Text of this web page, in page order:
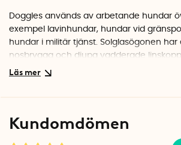
Doggles används av arbetande hundar
exempel lavinhundar, hundar vid
hundar i militär tjänst. Solglasögonen har
nosbrygga och djupa vadderade
elastiska bandet som fästs runt huvud
X-small (0,5-5kg) ex Chihuahua
Kundomdömen